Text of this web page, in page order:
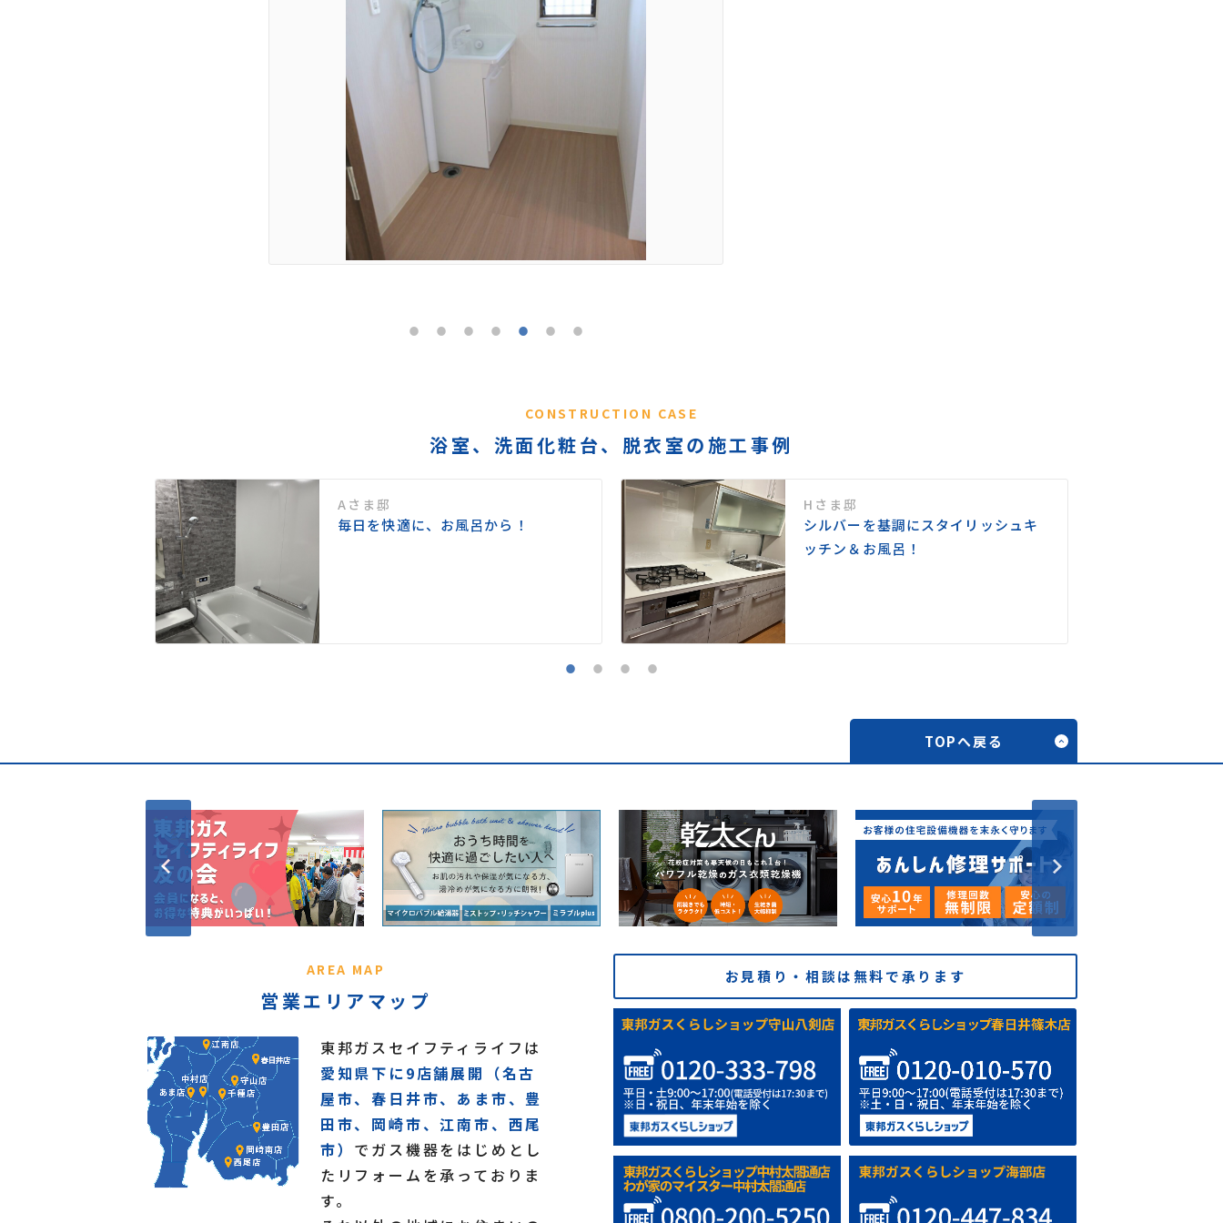
CONSTRUCTION CASE
浴室、洗面化粧台、脱衣室の施工事例
Aさま邸
毎日を快適に、お風呂から！
Hさま邸
シルバーを基調にスタイリッシュキ
ッチン＆お風呂！
TOPへ戻る
AREA MAP
営業エリアマップ
東邦ガスセイフティライフは
愛知県下に9店舗展開（名古
屋市、春日井市、あま市、豊
田市、岡崎市、江南市、西尾
市） でガス機器をはじめとし
たリフォームを承っておりま
す。
お見積り・相談は無料で承ります